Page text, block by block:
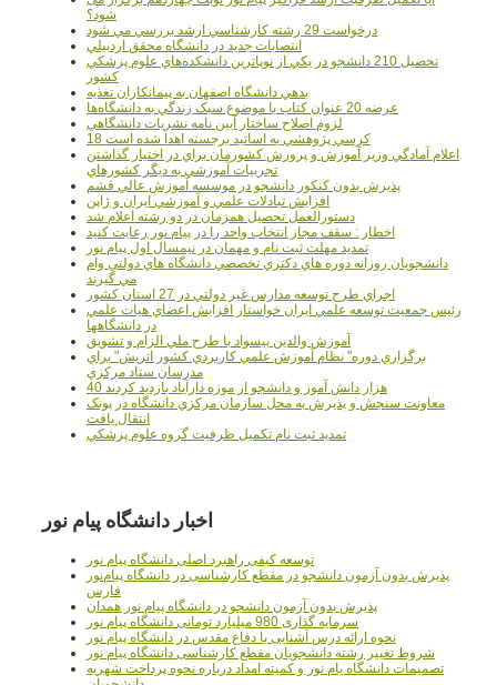
شود؟
درخواست 29 رشته کارشناسي ارشد بررسي مي شود
انتصابات جديد در دانشگاه محقق اردبيلي
تحصيل 210 دانشجو در يکي از نوپاترين دانشکده‌هاي علوم پزشکي
کشور
بدهي دانشگاه اصفهان به پيمانکاران تغذيه
عرضه 20 عنوان کتاب با موضوع سبک زندگي به دانشگاه‌ها
لزوم اصلاح ساختار آيين نامه نشريات دانشگاهي
18 کرسي پژوهشي به اساتيد برجسته اهدا شده است
اعلام آمادگي وزير آموزش و پرورش کشورمان براي در اختيار گذاشتن
تجربيات آموزشي به ديگر کشورهاي
پذيرش بدون کنکور دانشجو در موسسه آموزش عالي قشم
افزايش تبادلات علمي و آموزشي ايران و ژاپن
دستورالعمل تحصیل همزمان در دو رشته اعلام شد
اخطار : سقف مجاز انتخاب واحد را در پیام نور رعایت کنید
تمدید مهلت ثبت نام و مهمان در نیمسال اول پیام نور
دانشجويان روزانه دوره هاي دكتري تخصصي دانشگاه هاي دولتي وام
مي گيرند
اجراي طرح توسعه مدارس غير دولتي در 27 استان کشور
رئيس جمعيت توسعه علمي ايران خواستار افزايش اعضاي هيات علمي
در دانشگاهها
آموزش والدين بيسواد با طرح ملي الزام و تشويق
برگزاري دوره" نظام آموزش علمي كاربردي كشور اتريش" براي
مدرسان ستاد مرکزي
40 هزار دانش آموز و دانشجو از موزه دارآباد بازديد کردند
معاونت سنجش و پذيرش به محل سازمان مرکزي دانشگاه در پونک
انتقال يافت
تمديد ثبت نام تکميل ظرفيت گروه علوم پزشکي
اخبار دانشگاه پیام نور
توسعه کیفی راهبرد اصلی دانشگاه پیام نور
پذیرش بدون آزمون دانشجو در مقطع کارشناسی در دانشگاه پیام‌نور
فارس
پذیرش بدون آزمون دانشجو در دانشگاه پیام نور همدان
سرمایه گذاری 980 میلیارد تومانی دانشگاه پیام نور
نحوه ارائه درس آشنایی با دفاع مقدس در دانشگاه پیام نور
شروط تغییر رشته دانشجویان مقطع کارشناسی دانشگاه پیام نور
تصمیمات دانشگاه یام نور و کمیته امداد درباره نحوه پرداخت شهریه